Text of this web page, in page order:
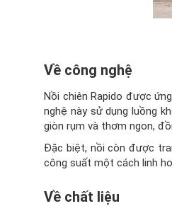
Về công nghệ
Nồi chiên Rapido được
nghệ này sử dụng luồng
giòn rụm và thơm ngon,
Đặc biệt, nồi còn được
công suất một cách linh
Về chất liệu